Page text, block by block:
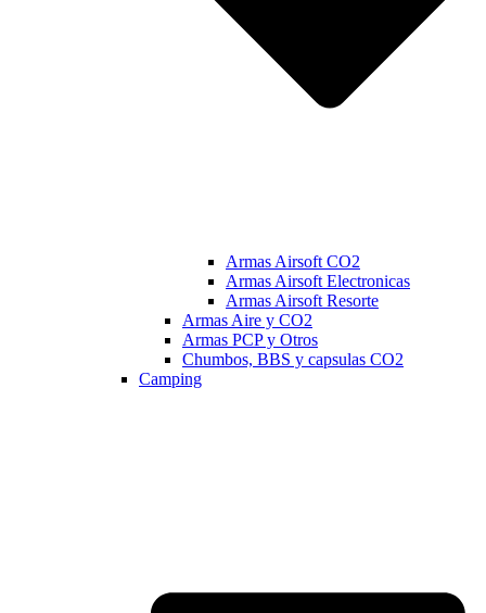
Armas Airsoft CO2
Armas Airsoft Electronicas
Armas Airsoft Resorte
Armas Aire y CO2
Armas PCP y Otros
Chumbos, BBS y capsulas CO2
Camping